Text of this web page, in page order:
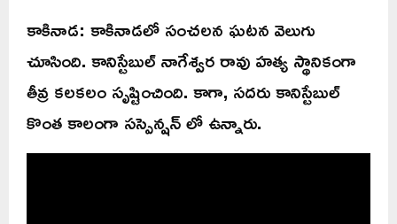
కాకినాడ: కాకినాడలో సంచలన ఘటన వెలుగు
చూసింది. కానిస్టేబుల్ నాగేశ్వర రావు హత్య స్థానికంగా
తీవ్ర కలకలం సృష్టించింది. కాగా, సదరు కానిస్టేబుల్
కొంత కాలంగా సస్పెన్షన్ లో ఉన్నారు.